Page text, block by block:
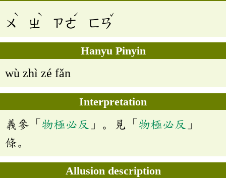
ㄨ
ˋ
ㄓ
ˋ
ㄗㄜ
ˊ
ㄈㄢ
ˇ
Hanyu Pinyin
wù zhì zé fǎn
Interpretation
義參「 物極必反 」。見「 物極必反 」
條。
Allusion description